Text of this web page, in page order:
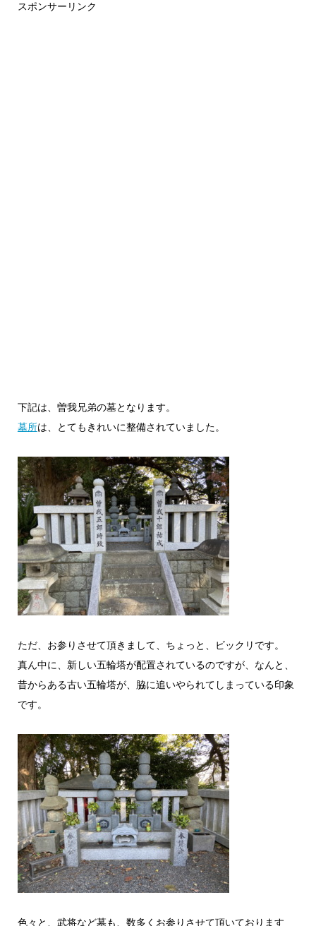
スポンサーリンク
下記は、曽我兄弟の墓となります。
墓所は、とてもきれいに整備されていました。
ただ、お参りさせて頂きまして、ちょっと、ビックリです。
真ん中に、新しい五輪塔が配置されているのですが、なんと、
昔からある古い五輪塔が、脇に追いやられてしまっている印象
です。
色々と、武将など墓も、数多くお参りさせて頂いております